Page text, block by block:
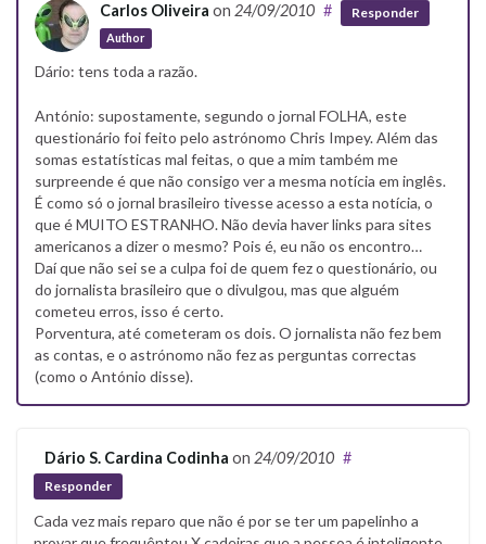
Carlos Oliveira on 24/09/2010
Author
# Responder
Dário: tens toda a razão.
António: supostamente, segundo o jornal FOLHA, este
questionário foi feito pelo astrónomo Chris Impey. Além das
somas estatísticas mal feitas, o que a mim também me
surpreende é que não consigo ver a mesma notícia em inglês.
É como só o jornal brasileiro tivesse acesso a esta notícia, o
que é MUITO ESTRANHO. Não devia haver links para sites
americanos a dizer o mesmo? Pois é, eu não os encontro…
Daí que não sei se a culpa foi de quem fez o questionário, ou
do jornalista brasileiro que o divulgou, mas que alguém
cometeu erros, isso é certo.
Porventura, até cometeram os dois. O jornalista não fez bem
as contas, e o astrónomo não fez as perguntas correctas
(como o António disse).
Dário S. Cardina Codinha on 24/09/2010 #
Responder
Cada vez mais reparo que não é por se ter um papelinho a